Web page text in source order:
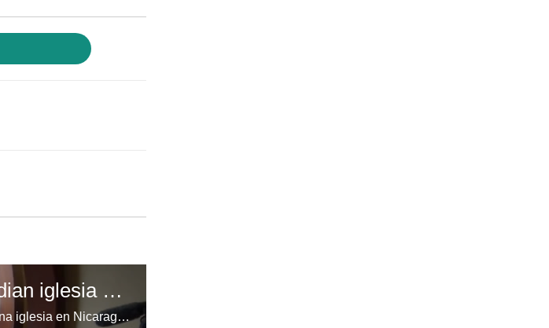
Seguidores del presidente Ortega asedian iglesia en Nicaragua
n grupo de seguidores del presidente Daniel Ortega asedió una iglesia en Nicaragua y hostigó a los vecinos que se refugiaban en ella